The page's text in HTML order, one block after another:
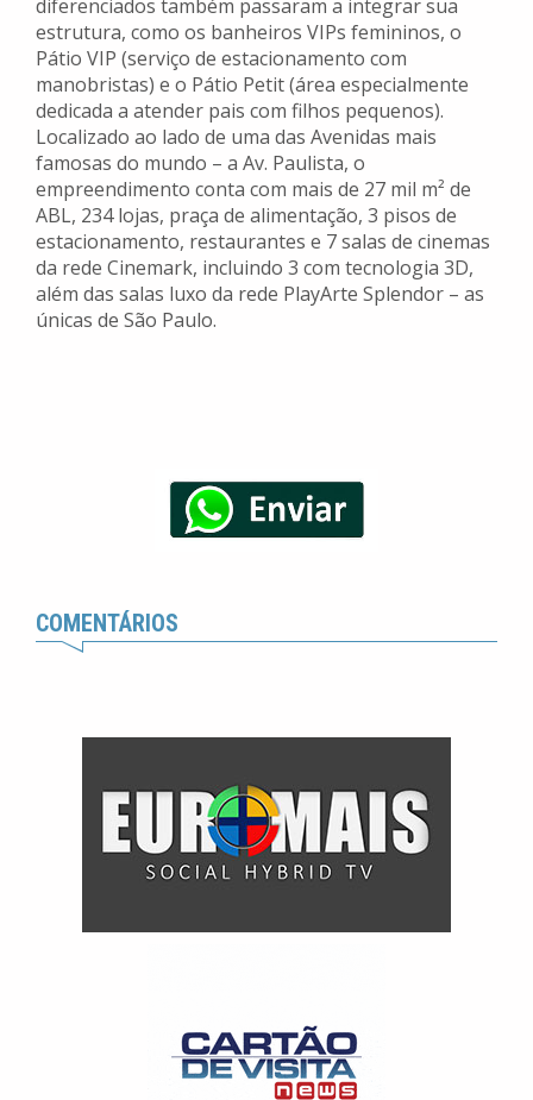
diferenciados também passaram a integrar sua
estrutura, como os banheiros VIPs femininos, o
Pátio VIP (serviço de estacionamento com
manobristas) e o Pátio Petit (área especialmente
dedicada a atender pais com filhos pequenos).
Localizado ao lado de uma das Avenidas mais
famosas do mundo – a Av. Paulista, o
empreendimento conta com mais de 27 mil m² de
ABL, 234 lojas, praça de alimentação, 3 pisos de
estacionamento, restaurantes e 7 salas de cinemas
da rede Cinemark, incluindo 3 com tecnologia 3D,
além das salas luxo da rede PlayArte Splendor – as
únicas de São Paulo.
COMENTÁRIOS